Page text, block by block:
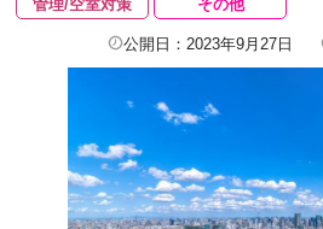
管理/空室対策 その他
公開日：2023年9月27日